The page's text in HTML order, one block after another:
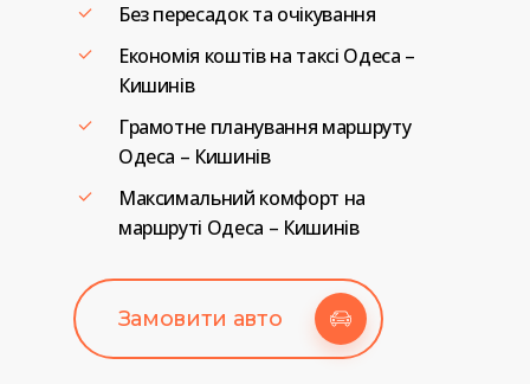
Без пересадок та очікування
Економія коштів на таксі Одеса –
Кишинів
Грамотне планування маршруту
Одеса – Кишинів
Максимальний комфорт на
маршруті Одеса – Кишинів
Замовити авто